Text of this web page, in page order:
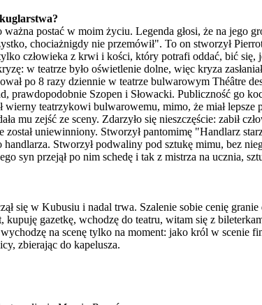
postać w moim życiu. Legenda głosi, że na jego
chociażnigdy nie przemówił". To on stworzył
człowieka z krwi i kości, który potrafi oddać, bić się,
w teatrze było oświetlenie dolne, więc kryza
po 8 razy dziennie w teatrze bulwarowym Théâtre
prawdopodobnie Szopen i Słowacki. Publiczność go
wierny teatrzykowi bulwarowemu, mimo, że miał lepsze
mu zejść ze sceny. Zdarzyło się nieszczęście: zabił
został uniewinniony. Stworzył pantomimę "Handlarz
Stworzył podwaliny pod sztukę mimu, bez
syn przejął po nim schedę i tak z mistrza na ucznia,
się w Kubusiu i nadal trwa. Szalenie sobie cenię granie
kupuję gazetkę, wchodzę do teatru, witam się z
na scenę tylko na moment: jako król w scenie
zbierając do kapelusza.